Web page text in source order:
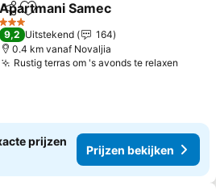
DelenToevoegen aan favorieten
Apartmani Samec
3 Sterren
9,2 Uitstekend
164
0.4 km vanaf Novaljia
Rustig terras om 's avonds te relaxen
prijzen
Prijzen bekijken